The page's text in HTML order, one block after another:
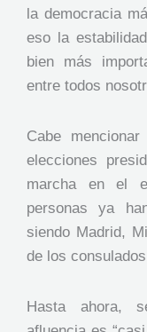
la democracia
eso la
bien más
entre todos
Cabe
elecciones
marcha en el
personas ya
siendo Madrid,
de los
Hasta ahora,